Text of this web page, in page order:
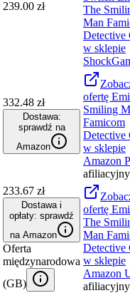
239.00 zł
The
Man
Detective
w sklepie
332.48 zł
Dostawa:
sprawdź na
Amazon
ofertę
Smiling
Famicom
Detective
w sklepie
Amazon
afiliacyjny
233.67 zł
Dostawa i
opłaty: sprawdź
na Amazon
Oferta
międzynarodowa
(GB)
ofertę
The
Man
Detective
w sklepie
Amazon
afiliacyjny